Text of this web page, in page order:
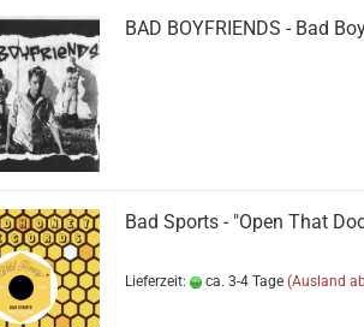
BAD BOYFRIENDS - Bad
Bad Sports - "Open That
Lieferzeit: ca. 3-4 Tage (Ausland